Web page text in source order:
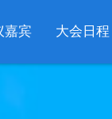
嘉宾 大会日程